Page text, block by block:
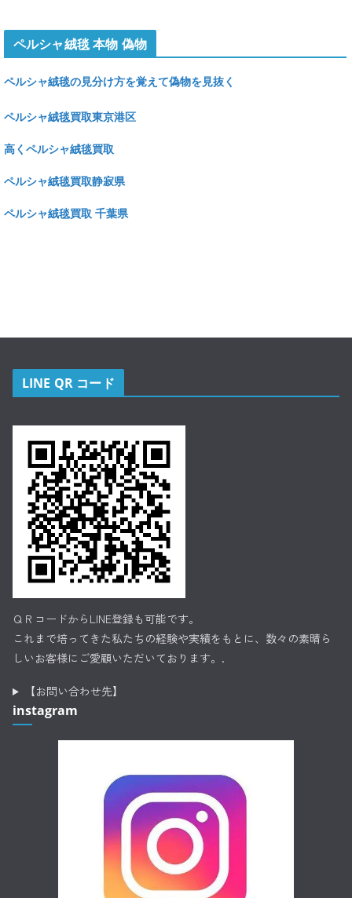
ペルシャ絨毯 本物 偽物
ペルシャ絨毯の見分け方を覚えて偽物を見抜く
ペルシャ絨毯買取東京港区
高くペルシャ絨毯買取
ペルシャ絨毯買取静寂県
ペルシャ絨毯買取 千葉県
LINE QR コード
ＱＲコードからLINE登録も可能です。
これまで培ってきた私たちの経験や実績をもとに、数々の素晴ら
しいお客様にご愛顧いただいております。.
【お問い合わせ先】
instagram